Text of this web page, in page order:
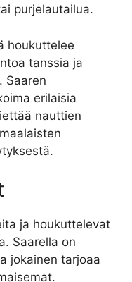
purjelautailua.
houkuttelee
tanssia ja
Saaren
erilaisia
nauttien
ja houkuttelevat
Saarella on
jokainen tarjoaa